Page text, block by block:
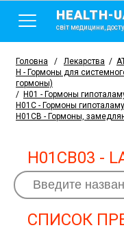
HEALTH-
світ медицини,
Головна / Лекарства /
H - Гормоны для
гормоны)
/ H01 - Гормоны
H01C - Гормоны
H01CB - Гормоны,
H01CB03 -
СПИСОК